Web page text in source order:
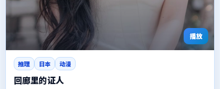
播放
推理 日本 动漫
回廊里的证人